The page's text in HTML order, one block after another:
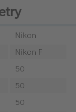
Nikon
Nikon F
50
50
50